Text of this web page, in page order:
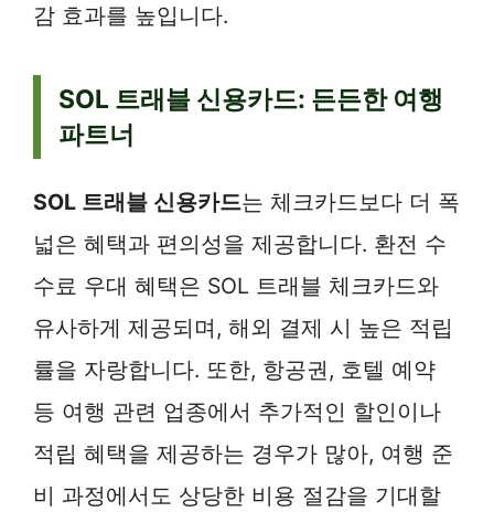
감 효과를 높입니다.
SOL 트래블 신용카드: 든든한 여행
파트너
SOL 트래블 신용카드는 체크카드보다 더 폭
넓은 혜택과 편의성을 제공합니다. 환전 수
수료 우대 혜택은 SOL 트래블 체크카드와
유사하게 제공되며, 해외 결제 시 높은 적립
률을 자랑합니다. 또한, 항공권, 호텔 예약
등 여행 관련 업종에서 추가적인 할인이나
적립 혜택을 제공하는 경우가 많아, 여행 준
비 과정에서도 상당한 비용 절감을 기대할